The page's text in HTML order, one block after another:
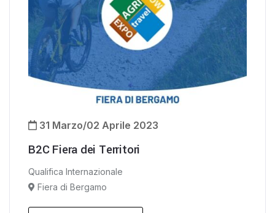
31 Marzo/02 Aprile 2023
B2C Fiera dei Territori
Qualifica Internazionale
Fiera di Bergamo